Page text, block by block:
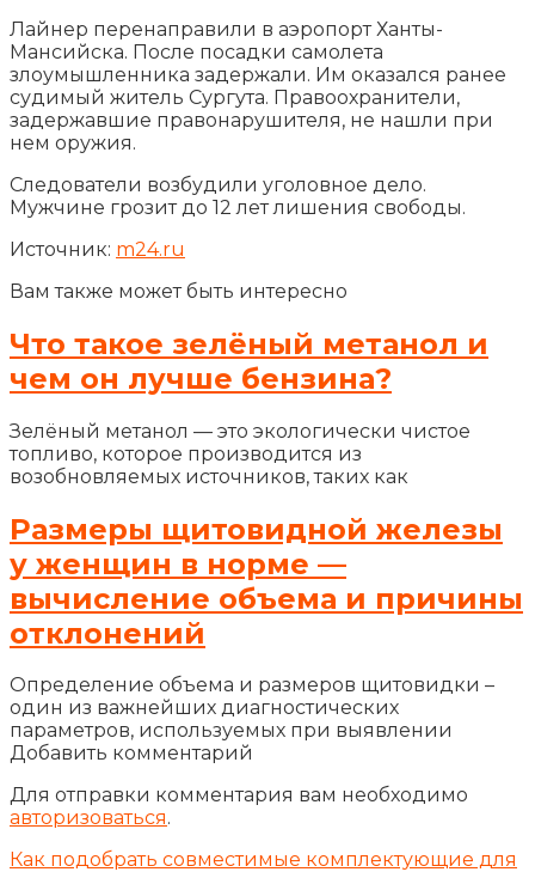
Лайнер перенаправили в аэропорт Ханты-
Мансийска. После посадки самолета
злоумышленника задержали. Им оказался ранее
судимый житель Сургута. Правоохранители,
задержавшие правонарушителя, не нашли при
нем оружия.
Следователи возбудили уголовное дело.
Мужчине грозит до 12 лет лишения свободы.
Источник: m24.ru
Вам также может быть интересно
Что такое зелёный метанол и
чем он лучше бензина?
Зелёный метанол — это экологически чистое
топливо, которое производится из
возобновляемых источников, таких как
Размеры щитовидной железы
у женщин в норме —
вычисление объема и причины
отклонений
Определение объема и размеров щитовидки –
один из важнейших диагностических
параметров, используемых при выявлении
Добавить комментарий
Для отправки комментария вам необходимо
авторизоваться.
Как подобрать совместимые комплектующие для